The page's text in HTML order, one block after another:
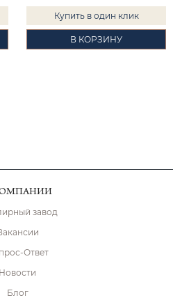
Купить в один клик
В КОРЗИНУ
завод
Ответ
Новости
Блог